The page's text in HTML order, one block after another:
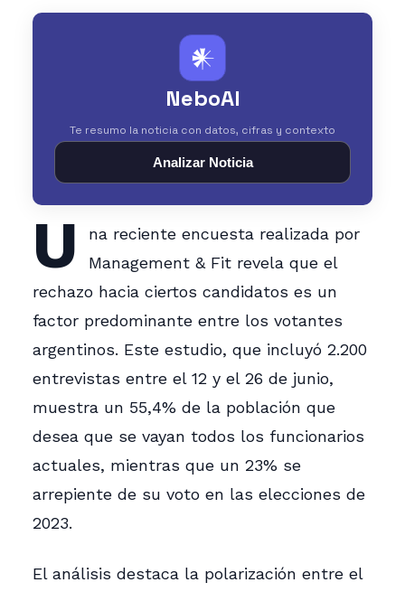
𒀭
NeboAI
Te resumo la noticia con datos, cifras y contexto
Analizar Noticia
U
na reciente encuesta realizada por
Management & Fit revela que el
rechazo hacia ciertos candidatos es un
factor predominante entre los votantes
argentinos. Este estudio, que incluyó 2.200
entrevistas entre el 12 y el 26 de junio,
muestra un 55,4% de la población que
desea que se vayan todos los funcionarios
actuales, mientras que un 23% se
arrepiente de su voto en las elecciones de
2023.
El análisis destaca la polarización entre el